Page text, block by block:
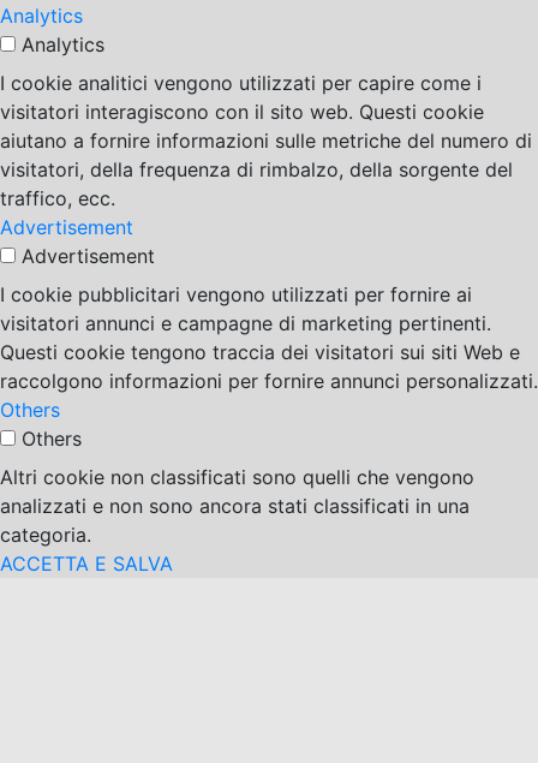
Analytics
Analytics
I cookie analitici vengono utilizzati per capire come i
visitatori interagiscono con il sito web. Questi cookie
aiutano a fornire informazioni sulle metriche del numero di
visitatori, della frequenza di rimbalzo, della sorgente del
traffico, ecc.
Advertisement
Advertisement
I cookie pubblicitari vengono utilizzati per fornire ai
visitatori annunci e campagne di marketing pertinenti.
Questi cookie tengono traccia dei visitatori sui siti Web e
raccolgono informazioni per fornire annunci personalizzati.
Others
Others
Altri cookie non classificati sono quelli che vengono
analizzati e non sono ancora stati classificati in una
categoria.
ACCETTA E SALVA